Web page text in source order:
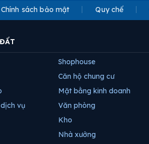
Chính sách bảo mật Quy chế
vụ
Shophouse
Căn hộ chung cư
Mặt bằng kinh doanh
Văn phòng
Kho
Nhà xưởng